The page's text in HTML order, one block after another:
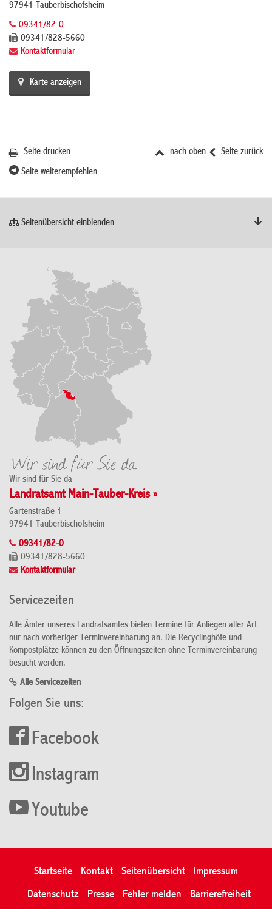
97941 Tauberbischofsheim
09341/82-0
09341/828-5660
Kontaktformular
Karte anzeigen
Seite zurück
nach oben
Seite drucken
Seite weiterempfehlen
Seitenübersicht einblenden
Wir sind für Sie da
Landratsamt Main-Tauber-Kreis »
Gartenstraße 1
97941 Tauberbischofsheim
09341/82-0
09341/828-5660
Kontaktformular
Servicezeiten
Alle Ämter unseres Landratsamtes bieten Termine für Anliegen aller Art
nur nach vorheriger Terminvereinbarung an. Die Recyclinghöfe und
Kompostplätze können zu den Öffnungszeiten ohne Terminvereinbarung
besucht werden.
Alle Servicezeiten
Folgen Sie uns:
Facebook
Instagram
Youtube
Startseite Kontakt Seitenübersicht
Impressum
Datenschutz
Presse Fehler melden Barrierefreiheit